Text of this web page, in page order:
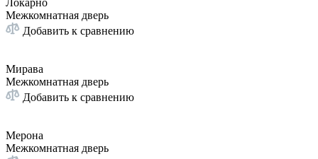
Локарно
Межкомнатная дверь
Добавить к сравнению
Мирава
Межкомнатная дверь
Добавить к сравнению
Мерона
Межкомнатная дверь